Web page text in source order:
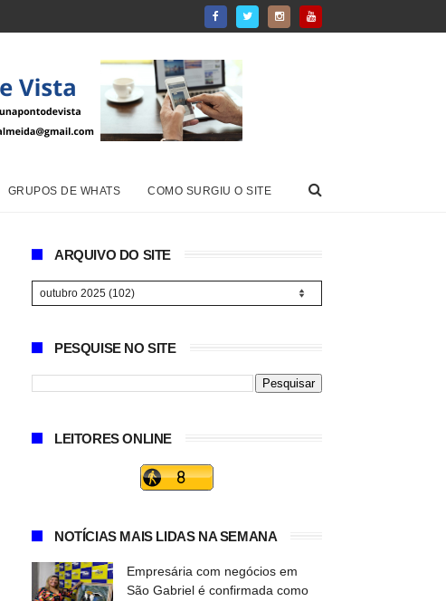
GRUPOS DE WHATS COMO SURGIU O SITE
ARQUIVO DO SITE
PESQUISE NO SITE
LEITORES ONLINE
NOTÍCIAS MAIS LIDAS NA SEMANA
Empresária com negócios em
São Gabriel é confirmada como